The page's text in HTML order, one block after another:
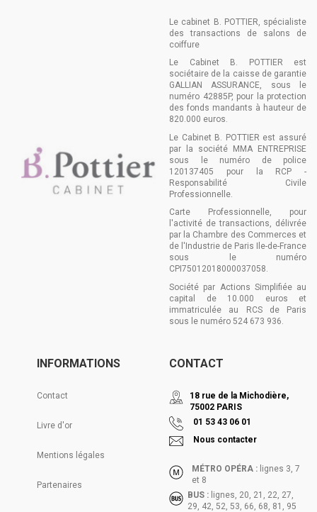
Le cabinet B. POTTIER, spécialiste
des transactions de salons de
coiffure
Le Cabinet B. POTTIER est
sociétaire de la caisse de garantie
GALLIAN ASSURANCE, sous le
numéro 42885P, pour la protection
des fonds mandants à hauteur de
820.000 euros.
Le Cabinet B. POTTIER est assuré
par la société MMA ENTREPRISE
sous le numéro de police
120137405 pour la RCP -
Responsabilité Civile
Professionnelle.
Carte Professionnelle, pour
l'activité de transactions, délivrée
par la Chambre des Commerces et
de l'Industrie de Paris Ile-de-France
sous le numéro
CPI75012018000037058.
Société par Actions Simplifiée au
capital de 10.000 euros et
immatriculée au RCS de Paris
sous le numéro 524 673 936.
INFORMATIONS
Contact
Livre d'or
Mentions légales
Partenaires
CONTACT
18 rue de la Michodière,
75002 PARIS
01 53 43 06 01
Nous contacter
MÉTRO OPÉRA : lignes 3, 7
et 8
BUS : lignes, 20, 21, 22, 27,
29, 42, 52, 53, 66, 68, 81, 95